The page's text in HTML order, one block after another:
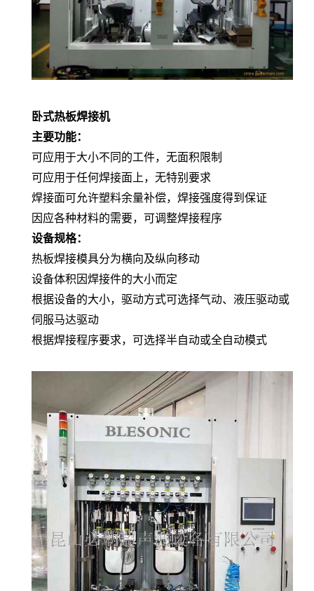
卧式热板焊接机
主要功能：
可应用于大小不同的工件，无面积限制
可应用于任何焊接面上，无特别要求
焊接面可允许塑料余量补偿，焊接强度得到保证
因应各种材料的需要，可调整焊接程序
设备规格：
热板焊接模具分为横向及纵向移动
设备体积因焊接件的大小而定
根据设备的大小，驱动方式可选择气动、液压驱动或
伺服马达驱动
根据焊接程序要求，可选择半自动或全自动模式